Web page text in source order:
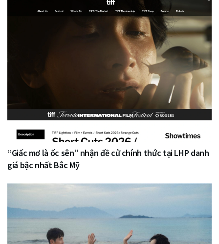
“Giấc mơ là ốc sên” nhận đề cử chính thức tại LHP danh
giá bậc nhất Bắc Mỹ